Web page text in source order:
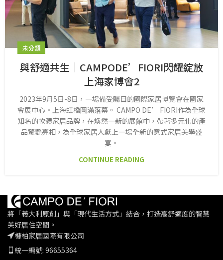
未分類
與舒適共生｜CAMPODE’FIORI閃耀綻放
上海家博會2
2023年9月5日-8日，一場備受矚目的國際家居博覽會在國家
會展中心·上海虹橋圓滿落幕。 CAMPO DE’ FIORI作為全球
知名的軟體家居品牌，在煥然一新的展館中，帶著多元化的產
品驚艷亮相，為全球家居人獻上一場全新的意式家居美學盛
宴。
CONTINUE READING
將「義大利原創」與「現代生活方式」結合，打造高舒適度的智慧
美好居住空間。
槺柏家居國際有限公司
統一編號: 96655364